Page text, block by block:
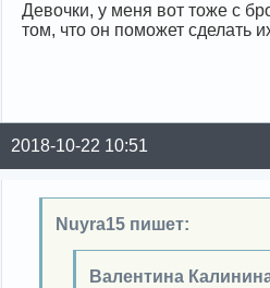
Девочки, у меня вот тоже с
том, что он поможет сделать
2018-10-22 10:51
Nuyra15 пишет:
Валентина